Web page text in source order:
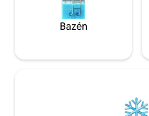
Bazén